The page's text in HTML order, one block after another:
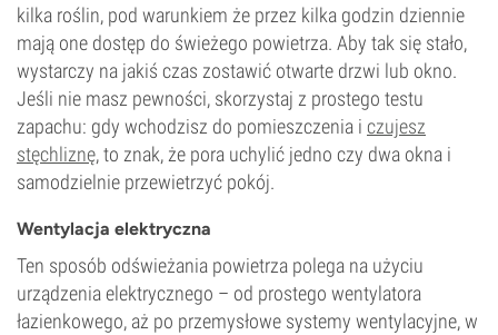
kilka roślin, pod warunkiem że przez kilka godzin dziennie
mają one dostęp do świeżego powietrza. Aby tak się stało,
wystarczy na jakiś czas zostawić otwarte drzwi lub okno.
Jeśli nie masz pewności, skorzystaj z prostego testu
zapachu: gdy wchodzisz do pomieszczenia i czujesz
stęchliznę, to znak, że pora uchylić jedno czy dwa okna i
samodzielnie przewietrzyć pokój.
Wentylacja elektryczna
Ten sposób odświeżania powietrza polega na użyciu
urządzenia elektrycznego – od prostego wentylatora
łazienkowego, aż po przemysłowe systemy wentylacyjne, w